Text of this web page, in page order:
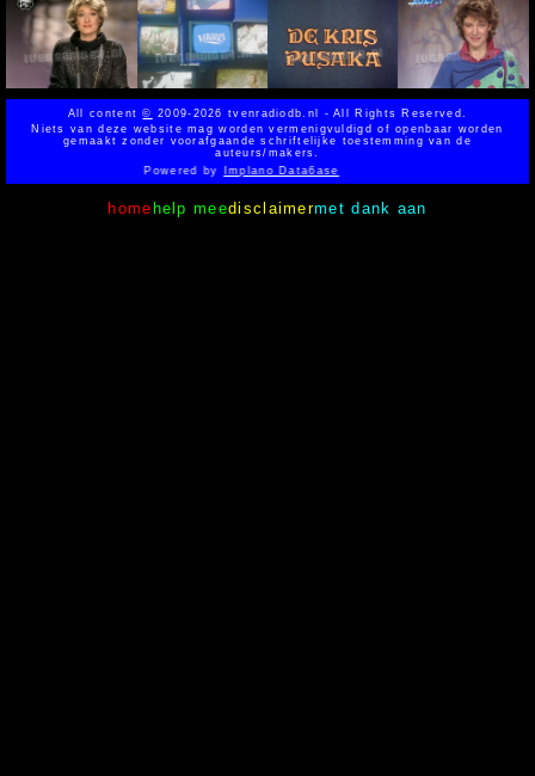
All content© 2009-2026 tvenradiodb.nl - All Rights Reserved.
Niets van deze website mag worden vermenigvuldigd of openbaar worden
gemaakt zonder voorafgaande schriftelijke toestemming van de
auteurs/makers.
Powered by Implano Data6ase
homehelp meedisclaimermet dank aan